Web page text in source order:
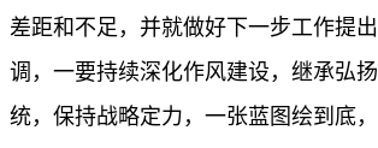
差距和不足，并就做好下一步工作提
调，一要持续深化作风建设，继承弘
统，保持战略定力，一张蓝图绘到底，